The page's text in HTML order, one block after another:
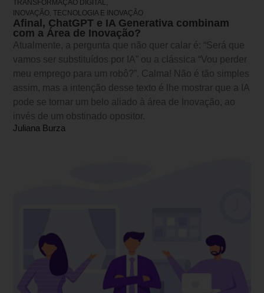
TRANSFORMAÇÃO DIGITAL,
INOVAÇÃO, TECNOLOGIA E INOVAÇÃO
Afinal, ChatGPT e IA Generativa combinam
com a Área de Inovação?
Atualmente, a pergunta que não quer calar é: “Será que
vamos ser substituídos por IA” ou a clássica “Vou perder
meu emprego para um robô?”. Calma! Não é tão simples
assim, mas a intenção desse texto é lhe mostrar que a IA
pode se tornar um belo aliado à área de Inovação, ao
invés de um obstinado opositor.
Juliana Burza